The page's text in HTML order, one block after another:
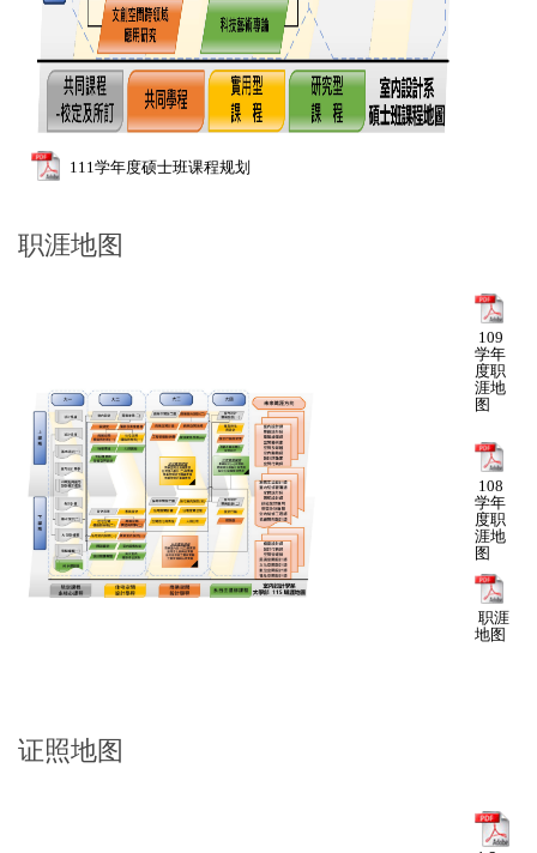
111学年度硕士班课程规划
职涯地图
109
学年
度职
涯地
图
108
学年
度职
涯地
图
职涯
地图
证照地图